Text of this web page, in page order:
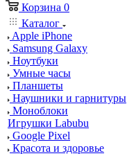
Корзина 0
Каталог
Apple iPhone
Samsung Galaxy
Ноутбуки
Умные часы
Планшеты
Наушники и гарнитуры
Моноблоки
Игрушки Labubu
Google Pixel
Красота и здоровье